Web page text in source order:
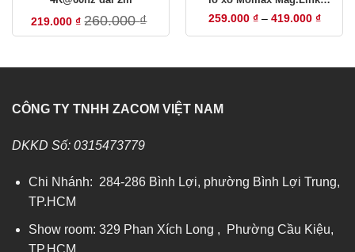
219.000₫ 260.000₫
100W
259.000 ₫ – 419.000 ₫
từ
CÔNG TY TNHH ZACOM VIỆT NAM
DKKD Số: 0315473779
Chi Nhánh: 284-286 Bình Lợi, phường Bình Lợi Trung,
TP.HCM
Show room: 329 Phan Xích Long , Phường Cầu Kiệu,
TP.HCM